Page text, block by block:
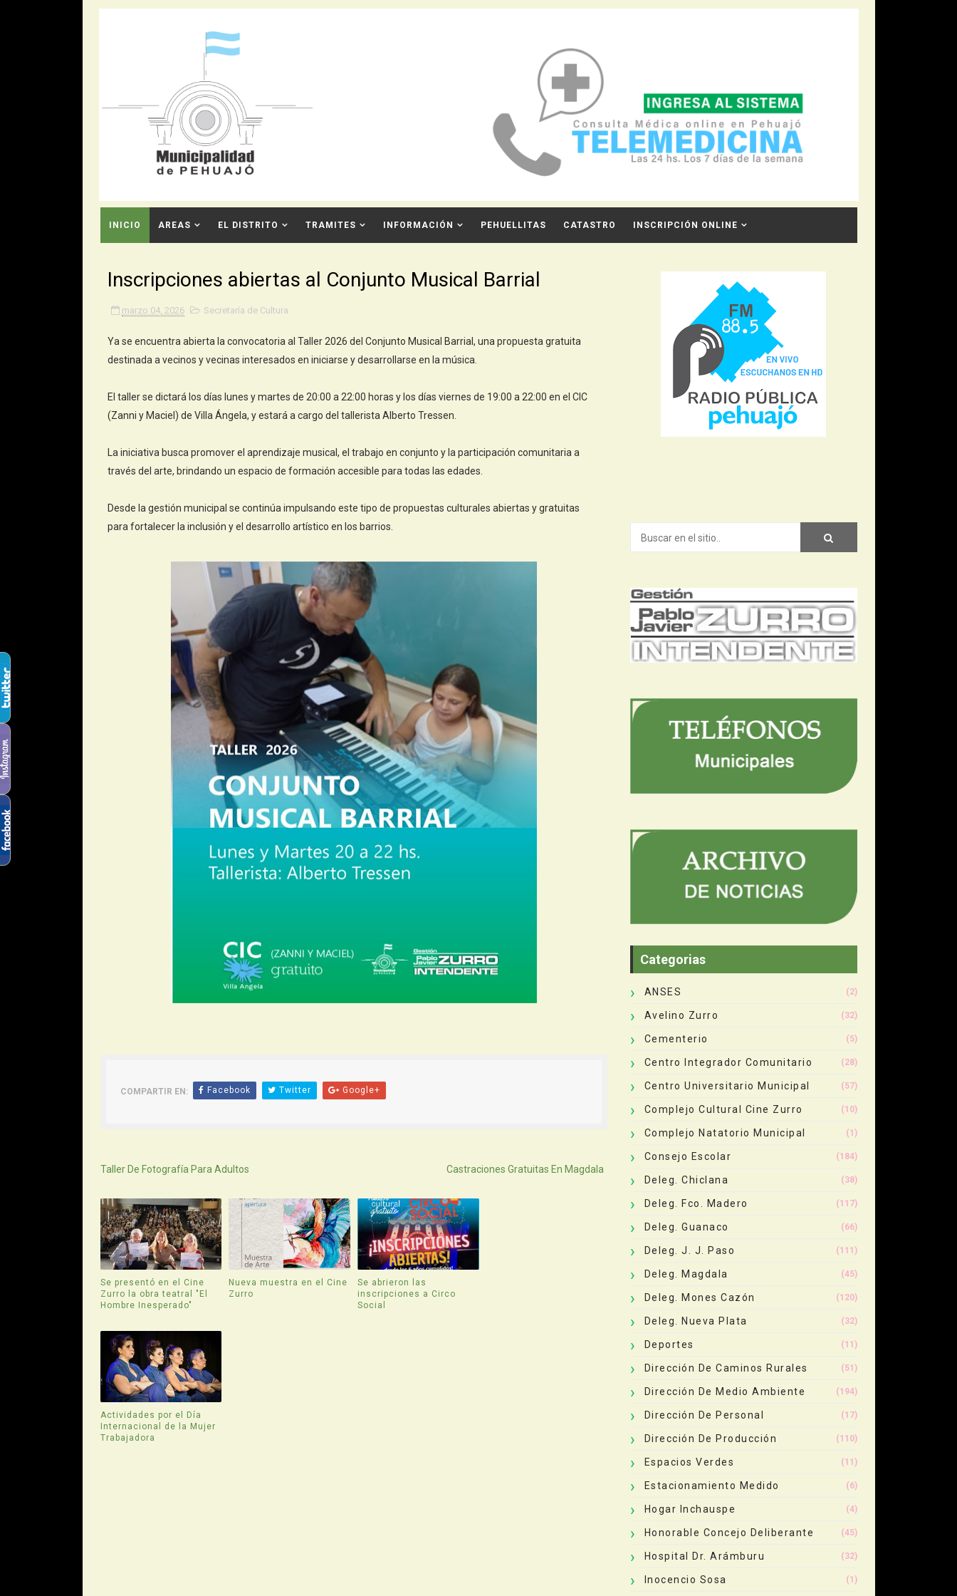
INICIO AREAS EL DISTRITO TRAMITES INFORMACIÓN PEHUELLITAS CATASTRO INSCRIPCIÓN ONLINE
Inscripciones abiertas al Conjunto Musical Barrial
marzo 04, 2026 Secretaría de Cultura
Ya se encuentra abierta la convocatoria al Taller 2026 del Conjunto Musical Barrial, una propuesta gratuita
destinada a vecinos y vecinas interesados en iniciarse y desarrollarse en la música.
El taller se dictará los días lunes y martes de 20:00 a 22:00 horas y los días viernes de 19:00 a 22:00 en el CIC
(Zanni y Maciel) de Villa Ángela, y estará a cargo del tallerista Alberto Tressen.
La iniciativa busca promover el aprendizaje musical, el trabajo en conjunto y la participación comunitaria a
través del arte, brindando un espacio de formación accesible para todas las edades.
Desde la gestión municipal se continúa impulsando este tipo de propuestas culturales abiertas y gratuitas
para fortalecer la inclusión y el desarrollo artístico en los barrios.
COMPARTIR EN: Facebook Twitter Google+
Taller De Fotografía Para Adultos Castraciones Gratuitas En Magdala
Se presentó en el Cine
Zurro la obra teatral "El
Hombre Inesperado"
Nueva muestra en el Cine
Zurro
Se abrieron las
inscripciones a Circo
Social
Actividades por el Día
Internacional de la Mujer
Trabajadora
Categorias
ANSES (2)
Avelino Zurro (32)
Cementerio (5)
Centro Integrador Comunitario (28)
Centro Universitario Municipal (57)
Complejo Cultural Cine Zurro (10)
Complejo Natatorio Municipal (1)
Consejo Escolar (184)
Deleg. Chiclana (38)
Deleg. Fco. Madero (117)
Deleg. Guanaco (66)
Deleg. J. J. Paso (111)
Deleg. Magdala (45)
Deleg. Mones Cazón (120)
Deleg. Nueva Plata (32)
Deportes (11)
Dirección De Caminos Rurales (51)
Dirección De Medio Ambiente (194)
Dirección De Personal (17)
Dirección De Producción (110)
Espacios Verdes (11)
Estacionamiento Medido (6)
Hogar Inchauspe (4)
Honorable Concejo Deliberante (45)
Hospital Dr. Arámburu (32)
Inocencio Sosa (1)